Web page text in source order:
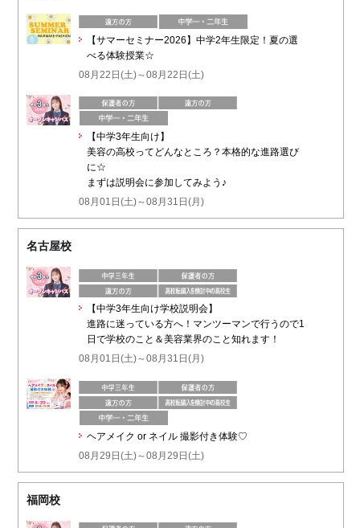
【サマーセミナー2026】中学2年生限定！夏の選
べる体験授業☆
08月22日(土)～08月22日(土)
【中学3年生向け】
美容の高校ってどんなところ？本格的な進路選び
に☆
まずは説明会に参加してみよう♪
08月01日(土)～08月31日(月)
名古屋校
【中学3年生向け学校説明会】
進路に迷っている方へ！マンツーマンで行うので1
日で学校のこと＆美容業界のこと知れます！
08月01日(土)～08月31日(月)
ヘアメイク or ネイル 撮影付き体験♡
08月29日(土)～08月29日(土)
福岡校